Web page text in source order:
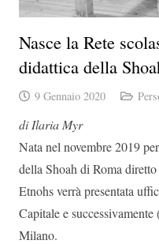
Nasce la Rete
didattica della
9 Gennaio 2020
di Ilaria Myr
Nata nel novembre 2019
della Shoah di Roma
Etnohs verrà presentata
Capitale e
Milano.